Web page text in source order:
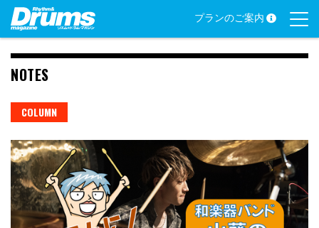
Skip
content
プランのご案内
NOTES
COLUMN